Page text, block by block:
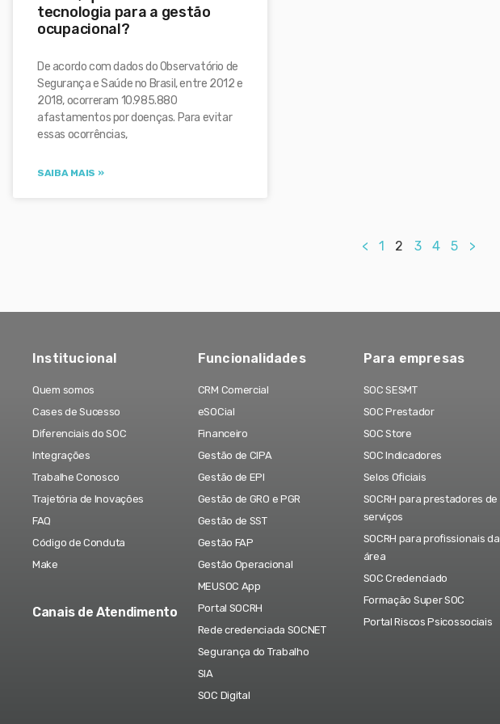
tecnologia para a gestão
ocupacional?
De acordo com dados do Observatório de
Segurança e Saúde no Brasil, entre 2012 e
2018, ocorreram 10.985.880
afastamentos por doenças. Para evitar
essas ocorrências,
SAIBA MAIS »
< 1 2 3 4 5 >
Institucional
Quem somos
Cases de Sucesso
Diferenciais do SOC
Integrações
Trabalhe Conosco
Trajetória de Inovações
FAQ
Código de Conduta
Make
Canais de Atendimento
Funcionalidades
CRM Comercial
eSOCial
Financeiro
Gestão de CIPA
Gestão de EPI
Gestão de GRO e PGR
Gestão de SST
Gestão FAP
Gestão Operacional
MEUSOC App
Portal SOCRH
Rede credenciada SOCNET
Segurança do Trabalho
SIA
SOC Digital
Para empresas
SOC SESMT
SOC Prestador
SOC Store
SOC Indicadores
Selos Oficiais
SOCRH para prestadores de
serviços
SOCRH para profissionais da
área
SOC Credenciado
Formação Super SOC
Portal Riscos Psicossociais